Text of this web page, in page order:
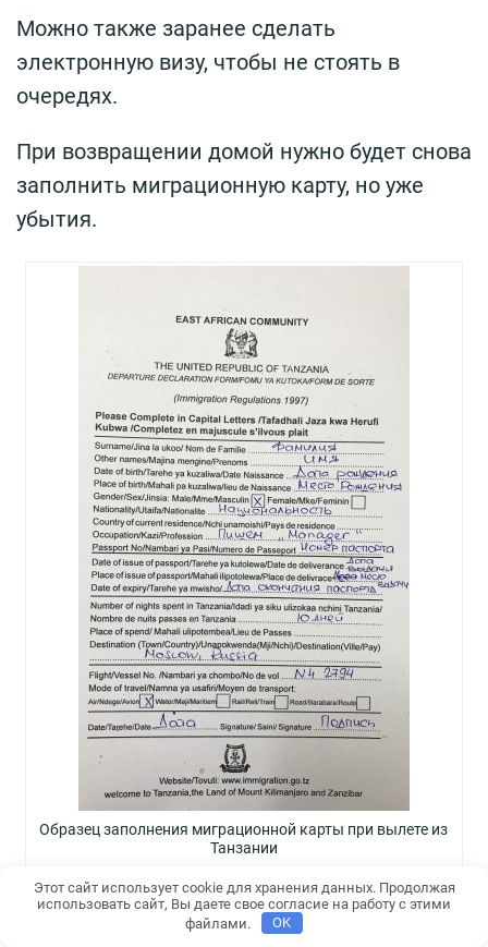
Можно также заранее сделать
электронную визу, чтобы не стоять в
очередях.
При возвращении домой нужно будет снова
заполнить миграционную карту, но уже
убытия.
Образец заполнения миграционной карты при вылете из
Танзании
Стоимость
Стоимость оформления и визовый сбор
Этот сайт использует cookie для хранения данных. Продолжая
использовать сайт, Вы даете свое согласие на работу с этими
файлами.
OK